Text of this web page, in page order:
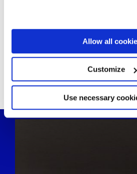
If you allow, we would also like to:
Collect information about
location which can be
Identify your device by
specific characteristics
Find out more about how your
and set your preferences in the
Allow all
Customize
Use necessary
Melden Sie sich für unseren
Sie könnten auch an
interessiert